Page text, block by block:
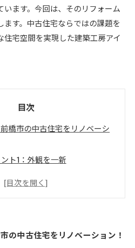
います。今回は、そのリフォーム
ます。中古住宅ならではの課題を
住宅空間を実現した建築工房アイ
目次
橋市の中古住宅をリノベーシ
ト1：外観を一新
ト2：床暖房とオリジナルキッ
せる
の中古住宅をリノベーション！